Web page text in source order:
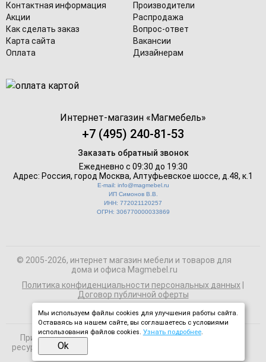
Контактная информация
Производители
Акции
Распродажа
Как сделать заказ
Вопрос-ответ
Карта сайта
Вакансии
Оплата
Дизайнерам
Интернет-магазин «Магмебель»
+7 (495) 240-81-53
Заказать обратный звонок
Ежедневно с 09:30 до 19:30
Адрес: Россия, город Москва, Алтуфьевское шоссе, д.48, к.1
E-mail: info@magmebel.ru
ИП Симонов В.В.
ИНН: 772021120257
ОГРН: 306770000033869
© 2005-2026, интернет магазин мебели и товаров для
дома и офиса Magmebel.ru
Политика конфиденциальности персональных данных
Договор публичной оферты
При использовании материалов сайта на сторонних
ресурсах активная ссылка на magmebel.ru обязательна.
Мы используем файлы cookies для улучшения работы сайта.
Оставаясь на нашем сайте, вы соглашаетесь с условиями
использования файлов cookies. Узнать подробнее.
Ok